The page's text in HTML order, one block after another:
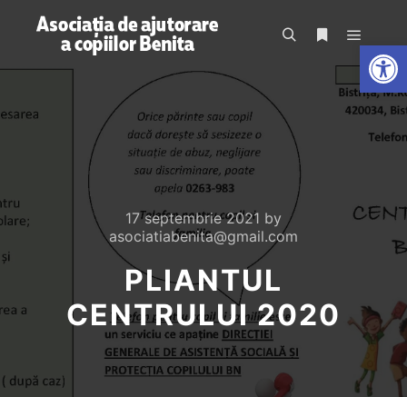
17 septembrie 2021 by
asociatiabenita@gmail.com
PLIANTUL
CENTRULUI 2020